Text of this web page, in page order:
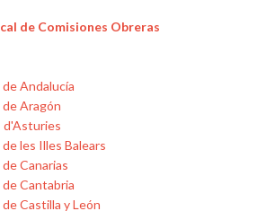
de Comisiones Obreras
Andalucía
Aragón
d'Asturies
les Illes Balears
Canarias
Cantabria
Castilla y León